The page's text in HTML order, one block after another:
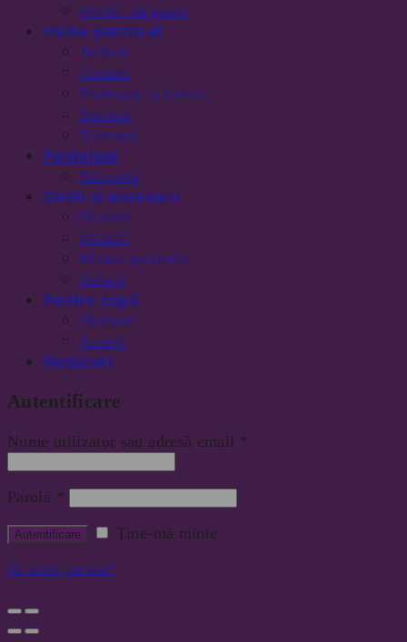
Rochii elegante
Haine pentru el
Jachete
Camasi
Papioane si butoni
Sacouri
Tricouri
Pantaloni
Salopete
Genti si accesorii
Borsete
Pantofi
Masca protectie
Palarii
Pentru copii
Hainute
Jucarii
Reduceri
Autentificare
Nume utilizator sau adresă email *
Parolă *
Ține-mă minte
Ai uitat parola?